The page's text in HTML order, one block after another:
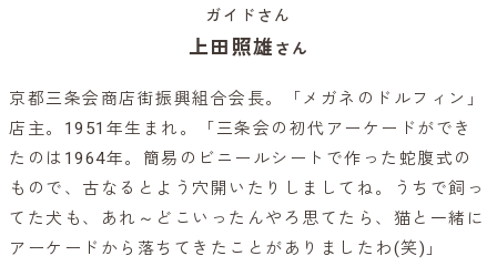
ガイドさん
上田照雄 さん
京都三条会商店街振興組合会長。「メガネのドルフィン」
店主。1951年生まれ。「三条会の初代アーケードができ
たのは1964年。簡易のビニールシートで作った蛇腹式の
もので、古なるとよう穴開いたりしましてね。うちで飼っ
てた犬も、あれ～どこいったんやろ思てたら、猫と一緒に
アーケードから落ちてきたことがありましたわ(笑)」